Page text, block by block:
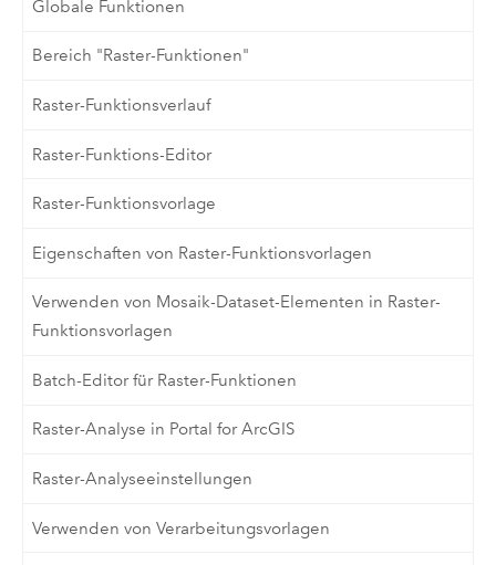
Globale Funktionen
Bereich "Raster-Funktionen"
Raster-Funktionsverlauf
Raster-Funktions-Editor
Raster-Funktionsvorlage
Eigenschaften von Raster-Funktionsvorlagen
Verwenden von Mosaik-Dataset-Elementen in Raster-
Funktionsvorlagen
Batch-Editor für Raster-Funktionen
Raster-Analyse in Portal for ArcGIS
Raster-Analyseeinstellungen
Verwenden von Verarbeitungsvorlagen